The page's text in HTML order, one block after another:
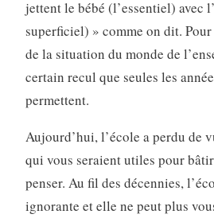
jettent le bébé (l’essentiel) avec
superficiel) » comme on dit.
de la situation du monde de
certain recul que seules les
permettent.
Aujourd’hui, l’école a perdu de
qui vous seraient utiles pour
penser. Au fil des décennies,
ignorante et elle ne peut plus